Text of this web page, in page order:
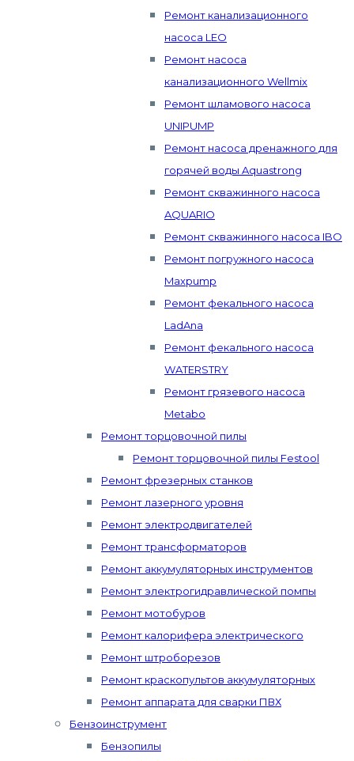
Ремонт канализационного
насоса LEO
Ремонт насоса
канализационного Wellmix
Ремонт шламового насоса
UNIPUMP
Ремонт насоса дренажного для
горячей воды Aquastrong
Ремонт скважинного насоса
AQUARIO
Ремонт скважинного насоса IBO
Ремонт погружного насоса
Maxpump
Ремонт фекального насоса
LadAna
Ремонт фекального насоса
WATERSTRY
Ремонт грязевого насоса
Metabo
Ремонт торцовочной пилы
Ремонт торцовочной пилы Festool
Ремонт фрезерных станков
Ремонт лазерного уровня
Ремонт электродвигателей
Ремонт трансформаторов
Ремонт аккумуляторных инструментов
Ремонт электрогидравлической помпы
Ремонт мотобуров
Ремонт калорифера электрического
Ремонт штроборезов
Ремонт краскопультов аккумуляторных
Ремонт аппарата для сварки ПВХ
Бензоинструмент
Бензопилы